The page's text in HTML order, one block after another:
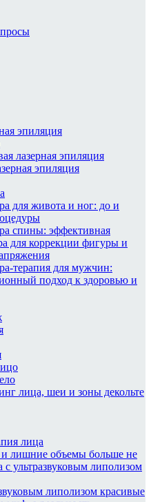
эпиляция
лазерная эпиляция
эпиляция
для живота и ног: до и
спины: эффективная
для коррекции фигуры и
терапия для мужчин:
подход к здоровью и
лица, шеи и зоны декольте
лица
лишние объемы больше не
с ультразвуковым липолизом
липолизом красивые